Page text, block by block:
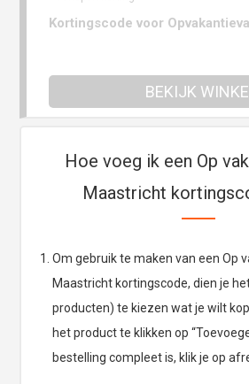
Kortingscode voor
BEKIJK
Hoe voeg ik een Op
Maastricht
Om gebruik te maken van een Op
Maastricht kortingscode, dien je
producten) te kiezen wat je wilt
het product te klikken op
bestelling compleet is, klik je op